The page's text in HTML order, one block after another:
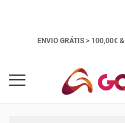
ENVIO GRÁTIS > 100,00€ &